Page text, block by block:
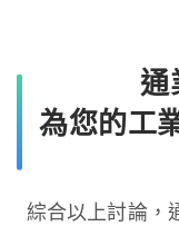
通
為您的工
綜合以上討論，